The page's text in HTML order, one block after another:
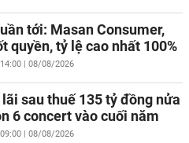
tới: Masan Consumer,
quyền, tỷ lệ cao nhất 100%
14:00 | 08/08/2026
sau thuế 135 tỷ đồng nửa
6 concert vào cuối năm
09:00 | 08/08/2026